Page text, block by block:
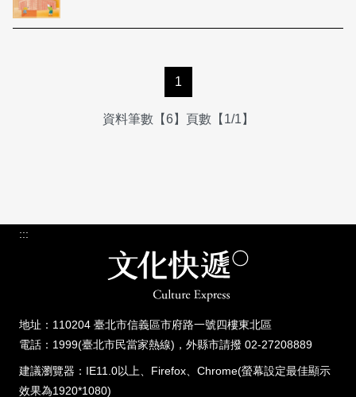
1
資料筆數【6】頁數【1/1】
:::
地址：110204 臺北市信義區市府路一號四樓東北區
電話：1999(臺北市民當家熱線)，外縣市請撥 02-27208889
建議瀏覽器：IE11.0以上、Firefox、Chrome(螢幕設定最佳顯示
效果為1920*1080)